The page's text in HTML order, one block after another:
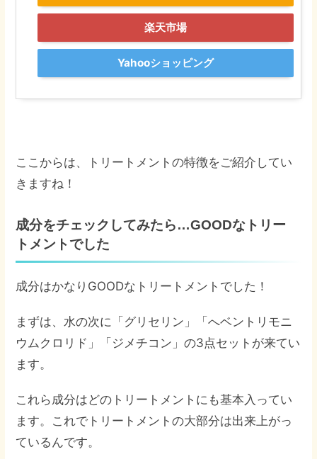
楽天市場
Yahooショッピング
ここからは、トリートメントの特徴をご紹介してい
きますね！
成分をチェックしてみたら…GOODなトリー
トメントでした
成分はかなりGOODなトリートメントでした！
まずは、水の次に「グリセリン」「へベントリモニ
ウムクロリド」「ジメチコン」の3点セットが来てい
ます。
これら成分はどのトリートメントにも基本入ってい
ます。これでトリートメントの大部分は出来上がっ
ているんです。